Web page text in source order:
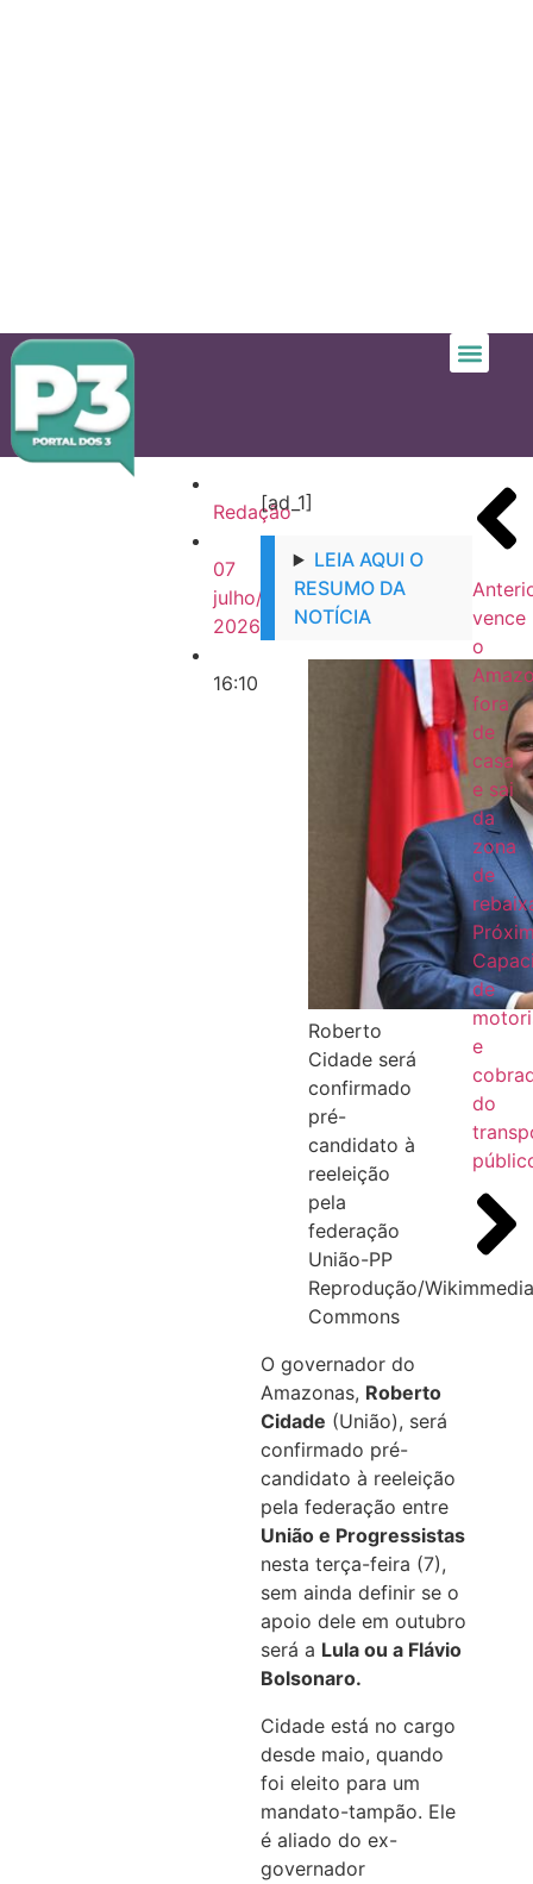
Redação
07
julho/
2026
16:10
[ad_1]
LEIA AQUI O
RESUMO DA
NOTÍCIA
Roberto
Cidade será
confirmado
pré-
candidato à
reeleição
pela
federação
União-PP
Reprodução/Wikimmedia
Commons
O governador do
Amazonas, Roberto
Cidade (União), será
confirmado pré-
candidato à reeleição
pela federação entre
União e Progressistas
nesta terça-feira (7),
sem ainda definir se o
apoio dele em outubro
será a Lula ou a Flávio
Bolsonaro.
Cidade está no cargo
desde maio, quando
foi eleito para um
mandato-tampão. Ele
é aliado do ex-
governador
vence
o
fora
de
casa
e sai
da
zona
de
de
e
do